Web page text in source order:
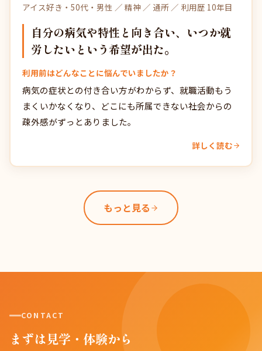
アイス好き・50代・男性 ／ 精神 ／ 通所 ／ 利用歴 10年目
自分の病気や特性と向き合い、いつか就
労したいという希望が出た。
利用前はどんなことに悩んでいましたか？
病気の症状との付き合い方がわからず、就職活動もう
まくいかなくなり、どこにも所属できない社会からの
疎外感がずっとありました。
詳しく読む
もっと見る
CONTACT
まずは見学・体験から